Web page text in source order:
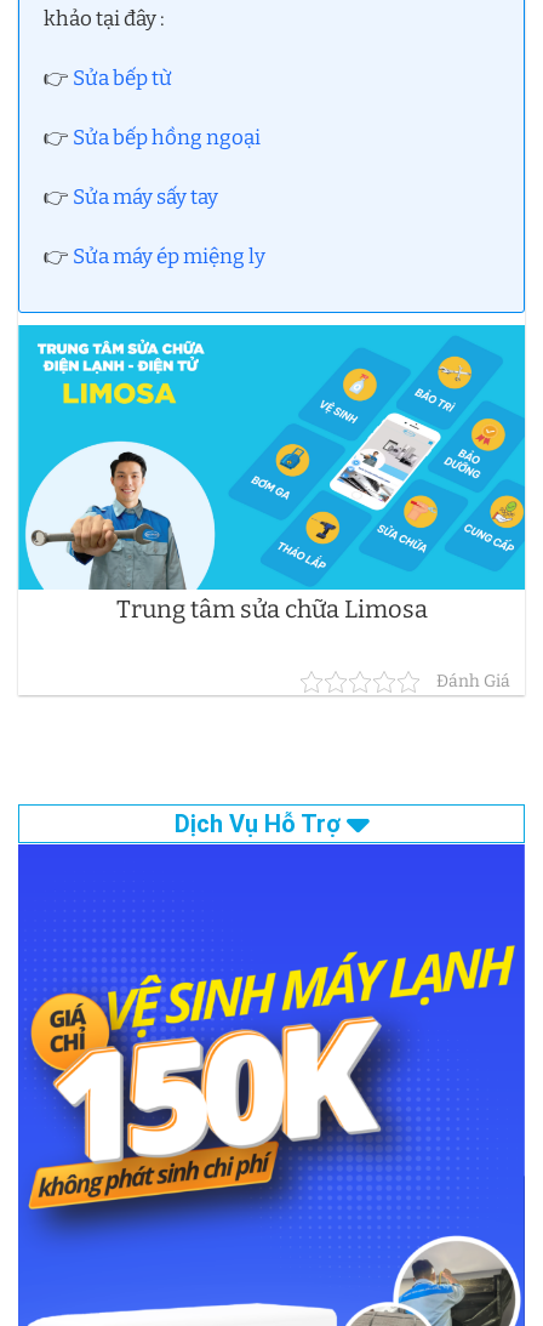
khảo tại đây :
👉 Sửa bếp từ
👉 Sửa bếp hồng ngoại
👉 Sửa máy sấy tay
👉 Sửa máy ép miệng ly
Trung tâm sửa chữa Limosa
Đánh Giá
Dịch Vụ Hỗ Trợ